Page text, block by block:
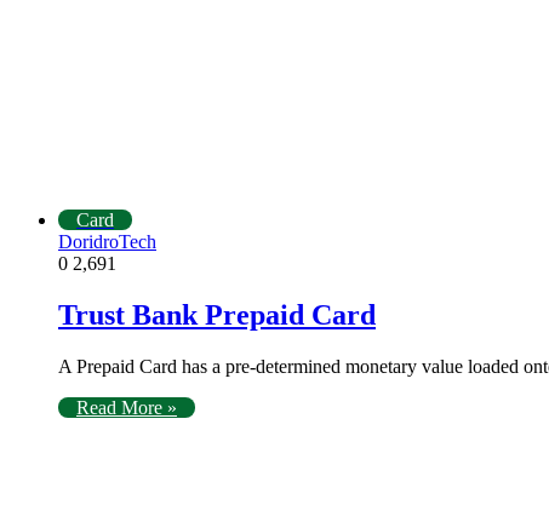
Card
DoridroTech
0 2,691
Trust Bank Prepaid Card
A Prepaid Card has a pre-determined monetary value loaded
Read More »